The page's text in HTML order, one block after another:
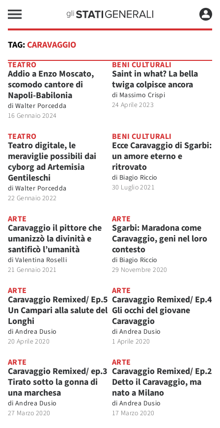
TAG:CARAVAGGIO
TEATRO
Addio a Enzo Moscato,
scomodo cantore di
Napoli-Babilonia
di Walter Porcedda
16 Gennaio 2024
BENI CULTURALI
Saint in what? La bella
twiga colpisce ancora
di Massimo Crispi
24 Aprile 2023
TEATRO
Teatro digitale, le
meraviglie possibili dai
cyborg ad Artemisia
Gentileschi
di Walter Porcedda
22 Gennaio 2022
BENI CULTURALI
Ecce Caravaggio di Sgarbi:
un amore eterno e
ritrovato
di Biagio Riccio
30 Luglio 2021
ARTE
Caravaggio il pittore che
umanizzò la divinità e
santificò l’umanità
di Valentina Roselli
21 Gennaio 2021
ARTE
Sgarbi: Maradona come
Caravaggio, geni nel loro
contesto
di Biagio Riccio
29 Novembre 2020
ARTE
Caravaggio Remixed/ Ep.5
Un Campari alla salute del
Longhi
di Andrea Dusio
20 Aprile 2020
ARTE
Caravaggio Remixed/ Ep.4
Gli occhi del giovane
Caravaggio
di Andrea Dusio
1 Aprile 2020
ARTE
Caravaggio Remixed/ ep.3
Tirato sotto la gonna di
una marchesa
di Andrea Dusio
27 Marzo 2020
ARTE
Caravaggio Remixed/ Ep.2
Detto il Caravaggio, ma
nato a Milano
di Andrea Dusio
17 Marzo 2020